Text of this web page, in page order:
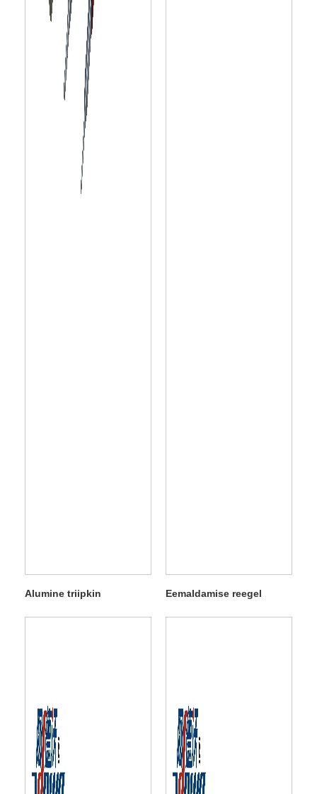
Alumine triipkin Eemaldamise reegel